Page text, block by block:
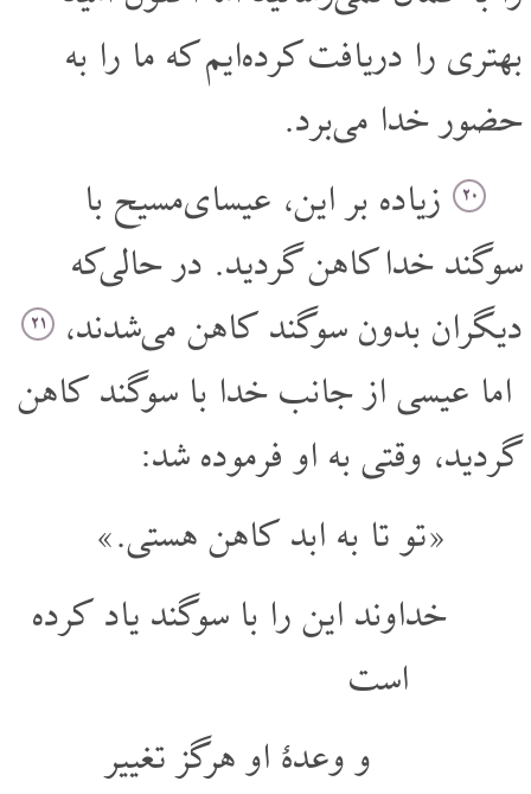
بهتری را دریافت کرده‌ایم که ما را به
حضور خدا می‌برد.
۲۰ زیاده بر این، عیسای‌مسیح با
سوگند خدا کاهن گردید. در حالی‌که
دیگران بدون سوگند کاهن می‌شدند،
۲۱
اما عیسی از جانب خدا با سوگند کاهن
گردید، وقتی به او فرموده شد:
«تو تا به ابد کاهن هستی.»
خداوند این را با سوگند یاد کرده
است
و وعدۀ او هرگز تغییر